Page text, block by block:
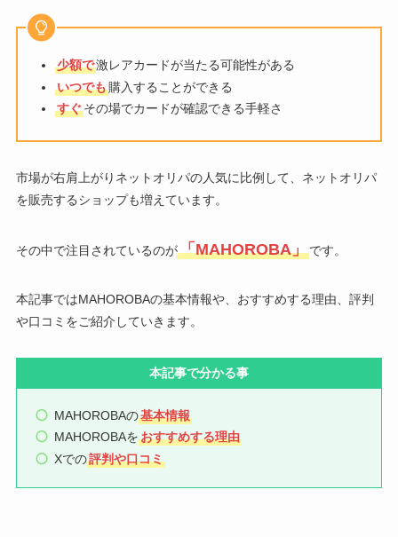
少額で激レアカードが当たる可能性がある
いつでも購入することができる
すぐその場でカードが確認できる手軽さ
市場が右肩上がりネットオリパの人気に比例して、ネットオリパ
を販売するショップも増えています。
その中で注目されているのが「MAHOROBA」です。
本記事ではMAHOROBAの基本情報や、おすすめする理由、評判
や口コミをご紹介していきます。
本記事で分かる事
MAHOROBAの基本情報
MAHOROBAをおすすめする理由
Xでの評判や口コミ